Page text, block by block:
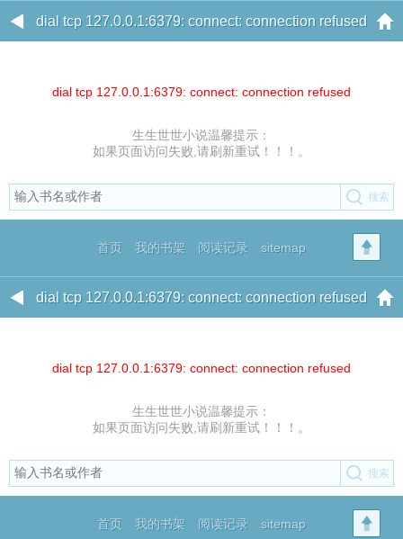
dial tcp 127.0.0.1:6379: connect: connection refused
dial tcp 127.0.0.1:6379: connect: connection refused
生生世世小说温馨提示：
如果页面访问失败,请刷新重试！！！。
首页 我的书架 阅读记录 sitemap
dial tcp 127.0.0.1:6379: connect: connection refused
dial tcp 127.0.0.1:6379: connect: connection refused
生生世世小说温馨提示：
如果页面访问失败,请刷新重试！！！。
首页 我的书架 阅读记录 sitemap